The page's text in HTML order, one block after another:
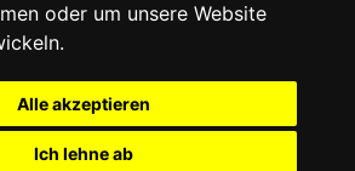
oder um unsere Website
Alle akzeptieren
Ich lehne ab